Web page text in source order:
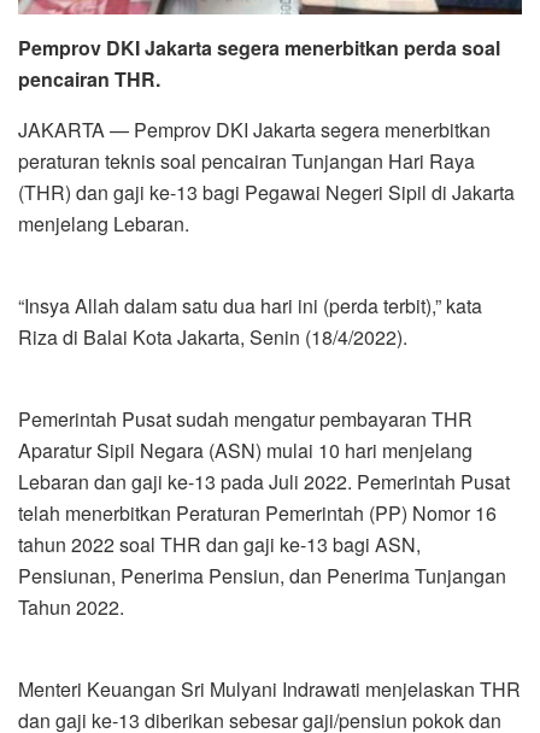
Pemprov DKI Jakarta segera menerbitkan perda soal
pencairan THR.
JAKARTA — Pemprov DKI Jakarta segera menerbitkan
peraturan teknis soal pencairan Tunjangan Hari Raya
(THR) dan gaji ke-13 bagi Pegawai Negeri Sipil di Jakarta
menjelang Lebaran.
“Insya Allah dalam satu dua hari ini (perda terbit),” kata
Riza di Balai Kota Jakarta, Senin (18/4/2022).
Pemerintah Pusat sudah mengatur pembayaran THR
Aparatur Sipil Negara (ASN) mulai 10 hari menjelang
Lebaran dan gaji ke-13 pada Juli 2022. Pemerintah Pusat
telah menerbitkan Peraturan Pemerintah (PP) Nomor 16
tahun 2022 soal THR dan gaji ke-13 bagi ASN,
Pensiunan, Penerima Pensiun, dan Penerima Tunjangan
Tahun 2022.
Menteri Keuangan Sri Mulyani Indrawati menjelaskan THR
dan gaji ke-13 diberikan sebesar gaji/pensiun pokok dan